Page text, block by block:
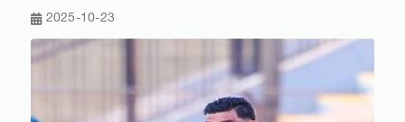
2025-10-23